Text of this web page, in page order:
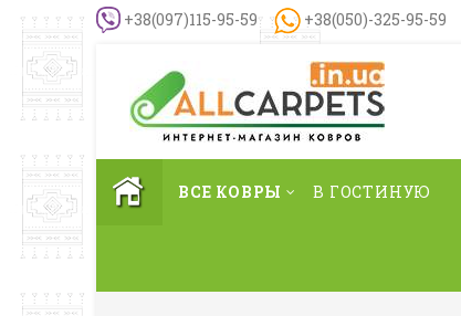
+38(097)115-95-59 +38(050)-325-95-59
ВСЕ КОВРЫ В ГОСТИНУЮ